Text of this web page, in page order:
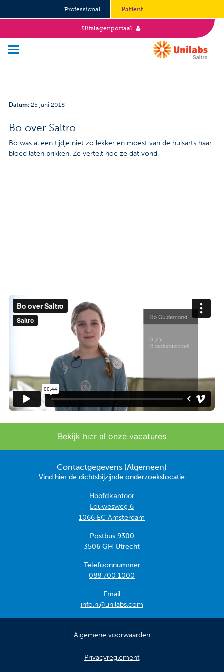
Professional Patiënt
Uitslagenportaal
Duurzaamheid en Good Governance
Tarieven
Afspraak maken
Praktische informatie
Onderzoeken
Datum: 25 juni 2018
Bo over Saltro
Bo was al een tijdje niet zo lekker en moest van de huisarts haar
bloed laten prikken. Ze vertelt hoe ze dat vond.
Bekijk hieral onze vacatures
Contactgegevens (Algemeen)
Vind hier de dichtsbijzijnde onderzoekslocatie
Hoofdkantoor
Louwesweg 6
1066 EC Amsterdam
Postbus 9300
3506 GH Utrecht
Telefoonnummer
088 700 1000
Email
info.nl@unilabs.com
Algemene voorwaarden
Privacyreglement